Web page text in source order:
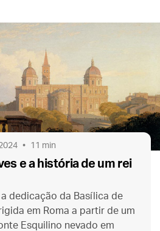
11 min
e a história de um rei
dedicação da Basílica de
em Roma a partir de um
Esquilino nevado em